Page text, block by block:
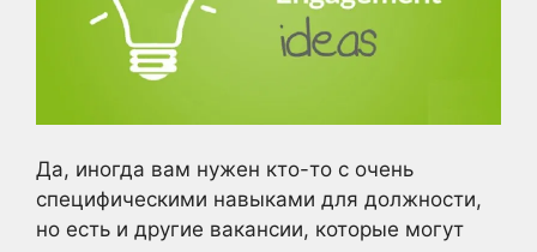
Да, иногда вам нужен кто-то с очень
специфическими навыками для должности,
но есть и другие вакансии, которые могут